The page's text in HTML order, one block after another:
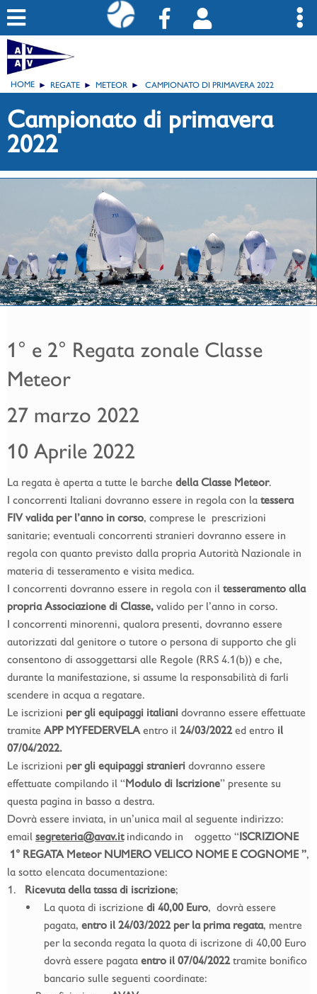
HOME REGATE METEOR CAMPIONATO DI PRIMAVERA 2022
Campionato di primavera
2022
1° e 2° Regata zonale Classe
Meteor
27 marzo 2022
10 Aprile 2022
La regata è aperta a tutte le barche della Classe Meteor.
I concorrenti Italiani dovranno essere in regola con la tessera
FIV valida per l’anno in corso, comprese le prescrizioni
sanitarie; eventuali concorrenti stranieri dovranno essere in
regola con quanto previsto dalla propria Autorità Nazionale in
materia di tesseramento e visita medica.
I concorrenti dovranno essere in regola con il tesseramento alla
propria Associazione di Classe, valido per l’anno in corso.
I concorrenti minorenni, qualora presenti, dovranno essere
autorizzati dal genitore o tutore o persona di supporto che gli
consentono di assoggettarsi alle Regole (RRS 4.1(b)) e che,
durante la manifestazione, si assume la responsabilità di farli
scendere in acqua a regatare.
Le iscrizioni per gli equipaggi italiani dovranno essere effettuate
tramite APP MYFEDERVELAentro il 24/03/2022 ed entro il
07/04/2022.
Le iscrizioni per gli equipaggi stranieri dovranno essere
effettuate compilando il “Modulo di Iscrizione” presente su
questa pagina in basso a destra.
Dovrà essere inviata, in un’unica mail al seguente indirizzo:
email segreteria@avav.itindicando in oggetto “ISCRIZIONE
1° REGATA Meteor NUMERO VELICO NOME E COGNOME ”,
la sotto elencata documentazione:
Ricevuta della tassa di iscrizione;
La quota di iscrizionedi 40,00 Euro, dovrà essere
pagata,entro il 24/03/2022 per la prima regata, mentre
per la seconda regata la quota di iscrizone di 40,00 Euro
dovrà essere pagataentro il 07/04/2022tramite bonifico
bancario sulle seguenti coordinate: